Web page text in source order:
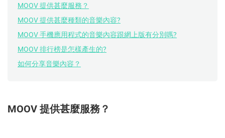
MOOV 提供甚麼服務？
MOOV 提供甚麼種類的音樂內容?
MOOV 手機應用程式的音樂內容跟網上版有分別嗎?
MOOV 排行榜是怎樣產生的?
如何分享音樂內容？
MOOV 提供甚麼服務？